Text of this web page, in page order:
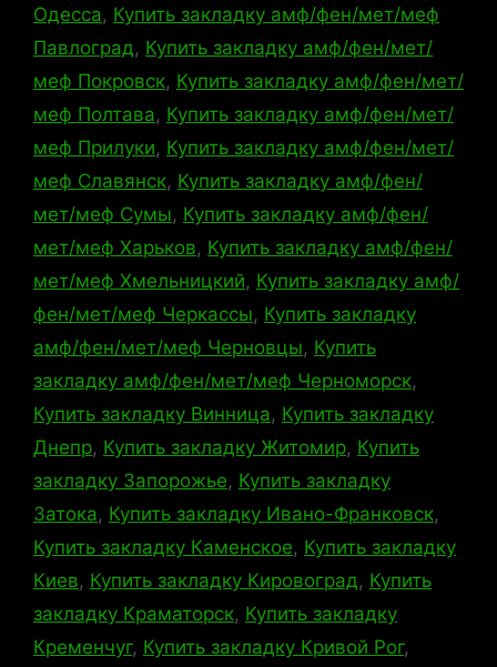
Одесса, Купить закладку амф/фен/мет/меф
Павлоград, Купить закладку амф/фен/мет/
меф Покровск, Купить закладку амф/фен/мет/
меф Полтава, Купить закладку амф/фен/мет/
меф Прилуки, Купить закладку амф/фен/мет/
меф Славянск, Купить закладку амф/фен/
мет/меф Сумы, Купить закладку амф/фен/
мет/меф Харьков, Купить закладку амф/фен/
мет/меф Хмельницкий, Купить закладку амф/
фен/мет/меф Черкассы, Купить закладку
амф/фен/мет/меф Черновцы, Купить
закладку амф/фен/мет/меф Черноморск,
Купить закладку Винница, Купить закладку
Днепр, Купить закладку Житомир, Купить
закладку Запорожье, Купить закладку
Затока, Купить закладку Ивано-Франковск,
Купить закладку Каменское, Купить закладку
Киев, Купить закладку Кировоград, Купить
закладку Краматорск, Купить закладку
Кременчуг, Купить закладку Кривой Рог,